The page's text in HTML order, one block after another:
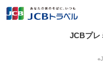
JCBプレ